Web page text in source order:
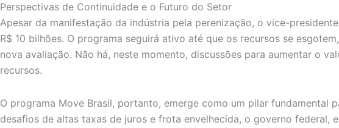
Perspectivas de Continuidade e o Futuro do Setor
Apesar da manifestação da indústria pela perenização, o vice-
R$ 10 bilhões. O programa seguirá ativo até que os recursos se
nova avaliação. Não há, neste momento, discussões para aumentar o
recursos.
O programa Move Brasil, portanto, emerge como um pilar
desafios de altas taxas de juros e frota envelhecida, o governo federal,